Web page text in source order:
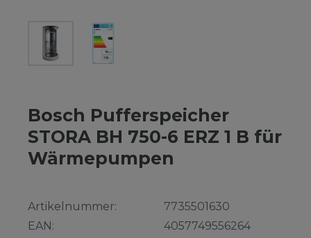
Bosch Pufferspeicher
STORA BH 750-6 ERZ 1 B für
Wärmepumpen
Artikelnummer:
EAN:
7735501630
4057749556264